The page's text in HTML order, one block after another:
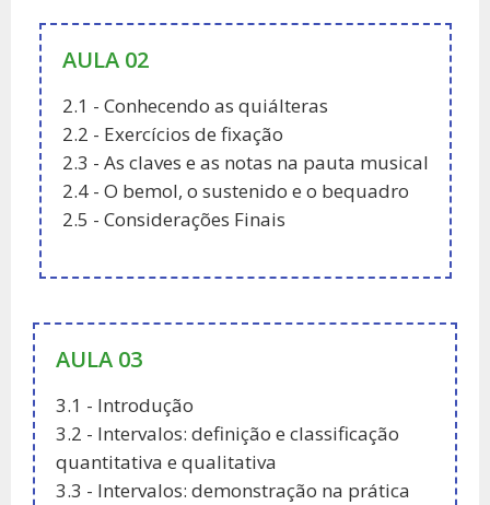
AULA 02
2.1 - Conhecendo as quiálteras
2.2 - Exercícios de fixação
2.3 - As claves e as notas na pauta musical
2.4 - O bemol, o sustenido e o bequadro
2.5 - Considerações Finais
AULA 03
3.1 - Introdução
3.2 - Intervalos: definição e classificação
quantitativa e qualitativa
3.3 - Intervalos: demonstração na prática